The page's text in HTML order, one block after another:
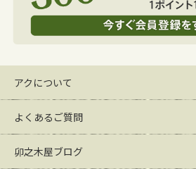
アクについて
よくあるご質問
卯之木屋ブログ